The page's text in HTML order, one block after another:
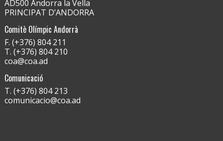
AD500 Andorra la Vella
PRINCIPAT D’ANDORRA
Comitè Olímpic Andorrà
F. (+376) 804 211
T. (+376) 804 210
coa@coa.ad
Comunicació
T. (+376) 804 213
comunicacio@coa.ad